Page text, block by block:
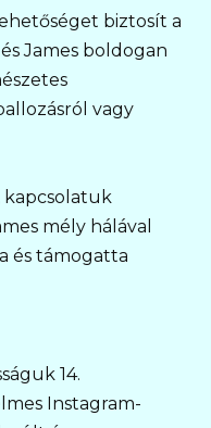
biztosít a
James boldogan
vagy
kapcsolatuk
mély hálával
és támogatta
14.
Instagram-